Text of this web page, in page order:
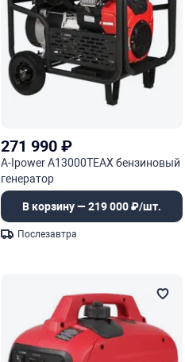
271 990₽
A-Ipower A13000TEAX бензиновый
генератор
В корзину — 219 000 ₽/шт.
Послезавтра